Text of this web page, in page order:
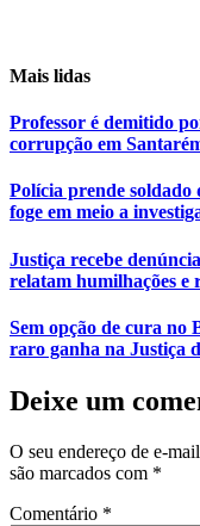
Mais lidas
Professor é demitido
corrupção em
Polícia prende soldado
foge em meio a
Justiça recebe
relatam humilhações e
Sem opção de cura no
raro ganha na Justiça
Deixe um
O seu endereço de e-
são marcados com *
Comentário *